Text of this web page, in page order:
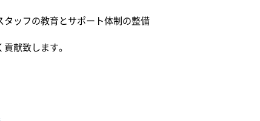
ッフの教育とサポート体制の整備
献致します。